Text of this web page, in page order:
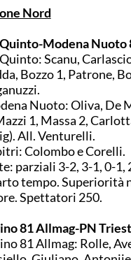
Nord
Modena Nuoto
Scanu,
Bozzo 1, Patrone,
Nuoto: Oliva, De
1, Massa 2,
All. Venturelli.
Colombo e Corelli.
parziali 3-2, 3-1, 0-
tempo. Superiorità
Spettatori 250.
81 Allmag-PN
81 Allmag: Rolle,